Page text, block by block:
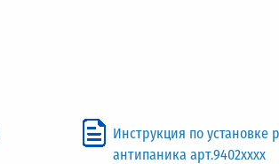
Инструкция по установке
антипаника арт.9402хххх